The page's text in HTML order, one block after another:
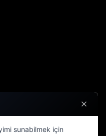
sunabilmek için